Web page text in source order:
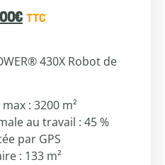
€ TTC
430X Robot de
: 3200 m²
au travail : 45 %
par GPS
: 133 m²